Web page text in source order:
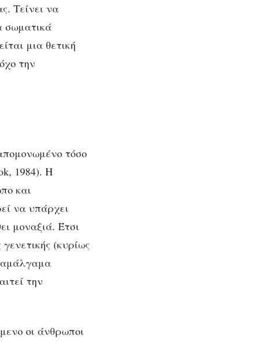
Τείνει να
σωματικά
μια θετική
την
τόσο
1984). Η
και
να υπάρχει
μοναξιά. Έτσι
(κυρίως
αμάλγαμα
την
οι άνθρωποι